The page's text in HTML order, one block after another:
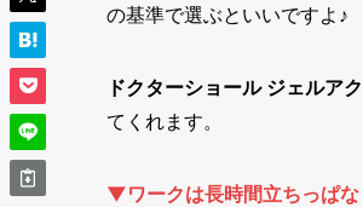
の基準で選ぶといいですよ♪
ドクターショール ジェルア
てくれます。
▼ワークは長時間立ちっぱな